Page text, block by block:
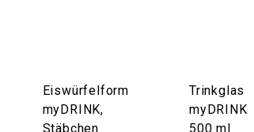
Eiswürfelform
myDRINK,
Stäbchen
Trinkglas
myDRINK
500 ml